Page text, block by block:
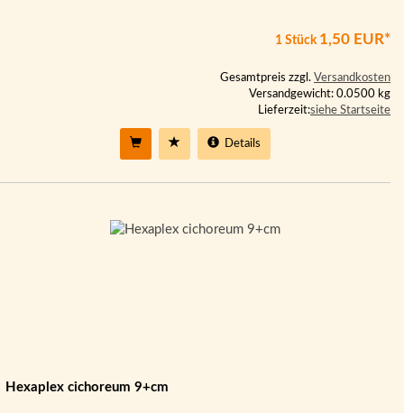
1 Stück 1,50 EUR*
Gesamtpreis zzgl. Versandkosten
Versandgewicht: 0.0500 kg
Lieferzeit:siehe Startseite
Details
Hexaplex cichoreum 9+cm